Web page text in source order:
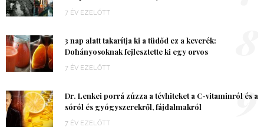
7 ÉV EZELŐTT
3 nap alatt takarítja ki a tüdőd ez a keverék:
Dohányosoknak fejlesztette ki egy orvos
7 ÉV EZELŐTT
Dr. Lenkei porrá zúzza a tévhiteket a C-vitaminról és a
sóról és gyógyszerekről, fájdalmakról
7 ÉV EZELŐTT
9